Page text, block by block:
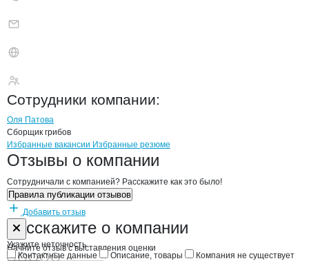
Сотрудники компании:
Оля Патова
Сборщик грибов
Брендыкомпани ОПТ
Вакансии вОПТ
Избранные вакансии Избранные резюме
Новости oОПТ,
Отзывы о компании
Сотрудничали с компанией? Расскажите как это было!
Правила публикации отзывов
Добавить отзыв
Расскажите о компании
Начните отзыв с выставления оценки
Форма обратной связи о неточностях
Укажите неточность
Контактные данные
Описание, товары Компания не существует